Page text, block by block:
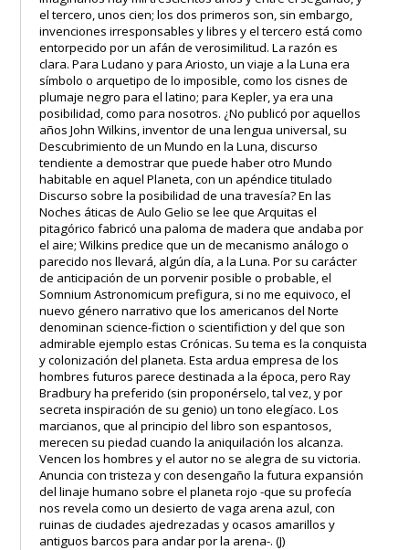
el tercero, unos cien; los dos primeros son, sin embargo,
invenciones irresponsables y libres y el tercero está como
entorpecido por un afán de verosimilitud. La razón es
clara. Para Ludano y para Ariosto, un viaje a la Luna era
símbolo o arquetipo de lo imposible, como los cisnes de
plumaje negro para el latino; para Kepler, ya era una
posibilidad, como para nosotros. ¿No publicó por aquellos
años John Wilkins, inventor de una lengua universal, su
Descubrimiento de un Mundo en la Luna, discurso
tendiente a demostrar que puede haber otro Mundo
habitable en aquel Planeta, con un apéndice titulado
Discurso sobre la posibilidad de una travesía? En las
Noches áticas de Aulo Gelio se lee que Arquitas el
pitagórico fabricó una paloma de madera que andaba por
el aire; Wilkins predice que un de mecanismo análogo o
parecido nos llevará, algún día, a la Luna. Por su carácter
de anticipación de un porvenir posible o probable, el
Somnium Astronomicum prefigura, si no me equivoco, el
nuevo género narrativo que los americanos del Norte
denominan science-fiction o scientifiction y del que son
admirable ejemplo estas Crónicas. Su tema es la conquista
y colonización del planeta. Esta ardua empresa de los
hombres futuros parece destinada a la época, pero Ray
Bradbury ha preferido (sin proponérselo, tal vez, y por
secreta inspiración de su genio) un tono elegíaco. Los
marcianos, que al principio del libro son espantosos,
merecen su piedad cuando la aniquilación los alcanza.
Vencen los hombres y el autor no se alegra de su victoria.
Anuncia con tristeza y con desengaño la futura expansión
del linaje humano sobre el planeta rojo -que su profecía
nos revela como un desierto de vaga arena azul, con
ruinas de ciudades ajedrezadas y ocasos amarillos y
antiguos barcos para andar por la arena-. (J)